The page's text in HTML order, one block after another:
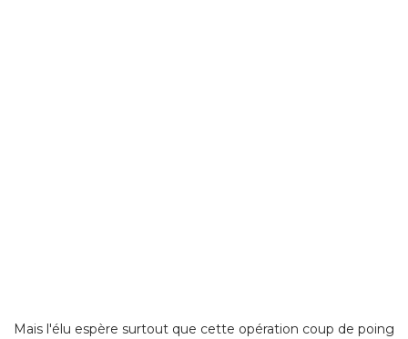
Mais l'élu espère surtout que cette opération coup de poing